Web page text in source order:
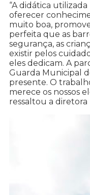
“A didática
oferecer
muito boa,
perfeita que as
segurança, as
existir pelos
eles dedicam. A
Guarda Municipal
presente. O
merece os nossos
ressaltou a diretora